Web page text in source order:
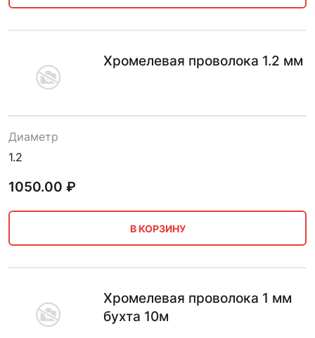
Хромелевая проволока 1.2 мм
Диаметр
1.2
1050.00 ₽
В КОРЗИНУ
Хромелевая проволока 1 мм
бухта 10м